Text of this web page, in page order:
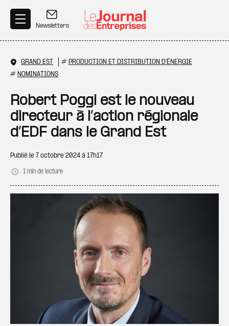
Newsletters
GRAND EST # PRODUCTION ET DISTRIBUTION D'ÉNERGIE
# NOMINATIONS
Robert Poggi est le nouveau
directeur à l’action régionale
d’EDF dans le Grand Est
Publié le 7 octobre 2024 à 17h17
1 min de lecture